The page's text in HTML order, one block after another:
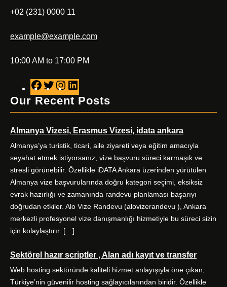
+02 (231) 0000 11
example@example.com
10:00 AM to 17:00 PM
F
a
b
o
o
k
T
w
t
e
r
n
a
g
r
a
m
i
e
d
I
n
Our Recent Posts
Almanya Vizesi, Erasmus Vizesi, idata ankara
Almanya’ya turistik, ticari, aile ziyareti veya eğitim amacıyla
seyahat etmek istiyorsanız, vize başvuru süreci karmaşık ve
stresli görünebilir. Özellikle iDATA Ankara üzerinden yürütülen
Almanya vize başvurularında doğru kategori seçimi, eksiksiz
evrak hazırlığı ve zamanında randevu planlaması başarıyı
doğrudan etkiler. Alo Vize Randevu (alovizerandevu ), Ankara
merkezli profesyonel vize danışmanlığı hizmetiyle bu süreci sizin
için kolaylaştırır. […]
Sektörel hazır scriptler , Alan adı kayıt ve transfer
Web hosting sektöründe kaliteli hizmet anlayışıyla öne çıkan,
Türkiye’nin güvenilir hosting sağlayıcılarından biridir. Özellikle